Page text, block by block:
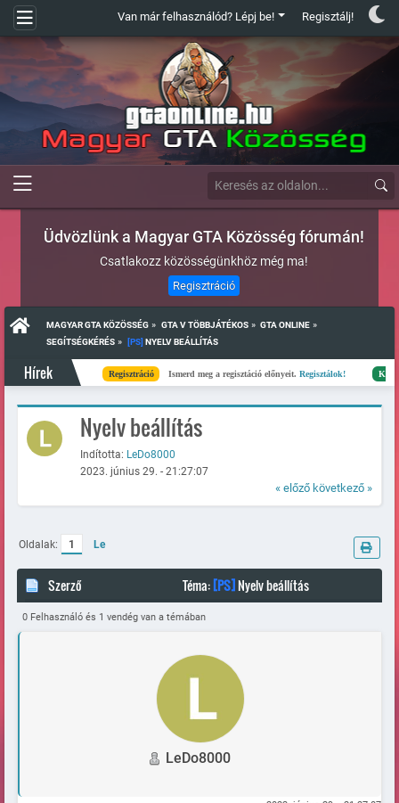
Van már felhasználód? Lépj be! Regisztálj!
Üdvözlünk a Magyar GTA Közösség fórumán!
Csatlakozz közösségünkhöz még ma!
Regisztráció
MAGYAR GTA KÖZÖSSÉG » GTA V TÖBBJÁTÉKOS » GTA ONLINE »
SEGÍTSÉGKÉRÉS » [PS] NYELV BEÁLLÍTÁS
Hírek Regisztráció Ismerd meg a regisztáció előnyeit.Regisztálok!
Nyelv beállítás
Indította: LeDo8000
2023. június 29. - 21:27:07
« előző következő »
Oldalak: 1 Le
Szerző Téma:[PS]Nyelv beállítás
(Megtekintve 139792 alkalommal)
0 Felhasználó és 1 vendég van a témában
LeDo8000